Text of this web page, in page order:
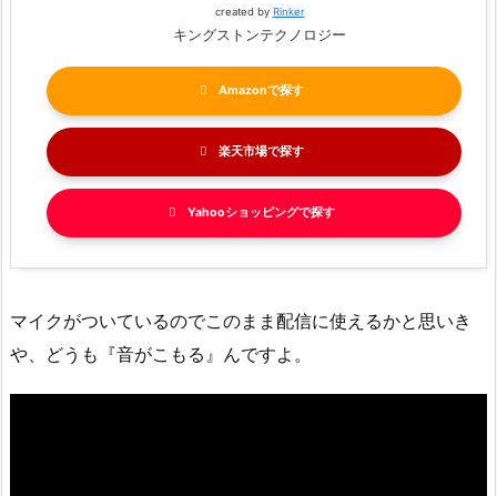
created by Rinker
キングストンテクノロジー
Amazon
楽天市場
Yahooショッピング
マイクがついているのでこのまま配信に使えるかと思いき
や、どうも『音がこもる』んですよ。